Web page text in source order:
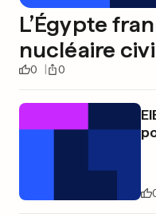
L’Égypte
nucléaire
0 0